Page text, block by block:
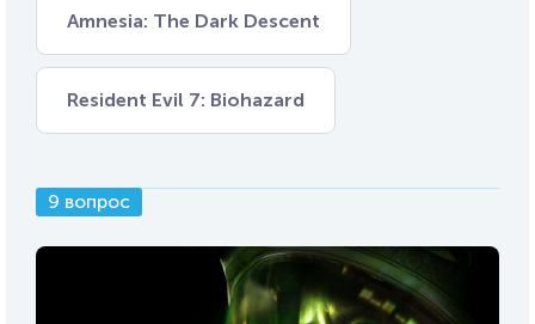
Amnesia: The Dark Descent
Resident Evil 7: Biohazard
9 вопрос